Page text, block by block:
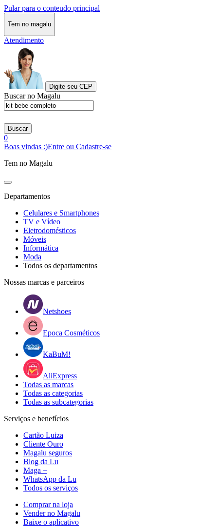
Pular para o conteudo principal
Tem no magalu
Atendimento
Digite seu CEP
Buscar no Magalu
Buscar
0
Boas vindas :)Entre ou Cadastre-se
Tem no Magalu
Departamentos
Celulares e Smartphones
TV e Vídeo
Eletrodomésticos
Móveis
Informática
Moda
Todos os departamentos
Nossas marcas e parceiros
Netshoes
Epoca Cosméticos
KaBuM!
AliExpress
Todas as marcas
Todas as categorias
Todas as subcategorias
Serviços e benefícios
Cartão Luiza
Cliente Ouro
Magalu seguros
Blog da Lu
Maga +
WhatsApp da Lu
Todos os serviços
Comprar na loja
Vender no Magalu
Baixe o aplicativo